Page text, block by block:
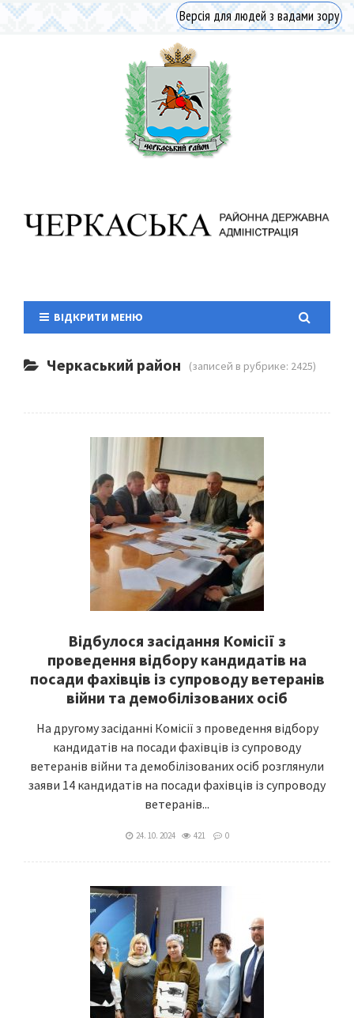
Версія для людей з вадами зору
ВІДКРИТИ МЕНЮ
Черкаський район (записей в рубрике: 2425)
Відбулося засідання Комісії з
проведення відбору кандидатів на
посади фахівців із супроводу ветеранів
війни та демобілізованих осіб
На другому засіданні Комісії з проведення відбору
кандидатів на посади фахівців із супроводу
ветеранів війни та демобілізованих осіб розглянули
заяви 14 кандидатів на посади фахівців із супроводу
ветеранів...
24. 10. 2024 421 0